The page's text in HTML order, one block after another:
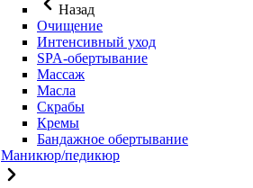
Назад
Очищение
Интенсивный уход
SPA-обертывание
Массаж
Масла
Скрабы
Кремы
Бандажное обертывание
Маникюр/педикюр